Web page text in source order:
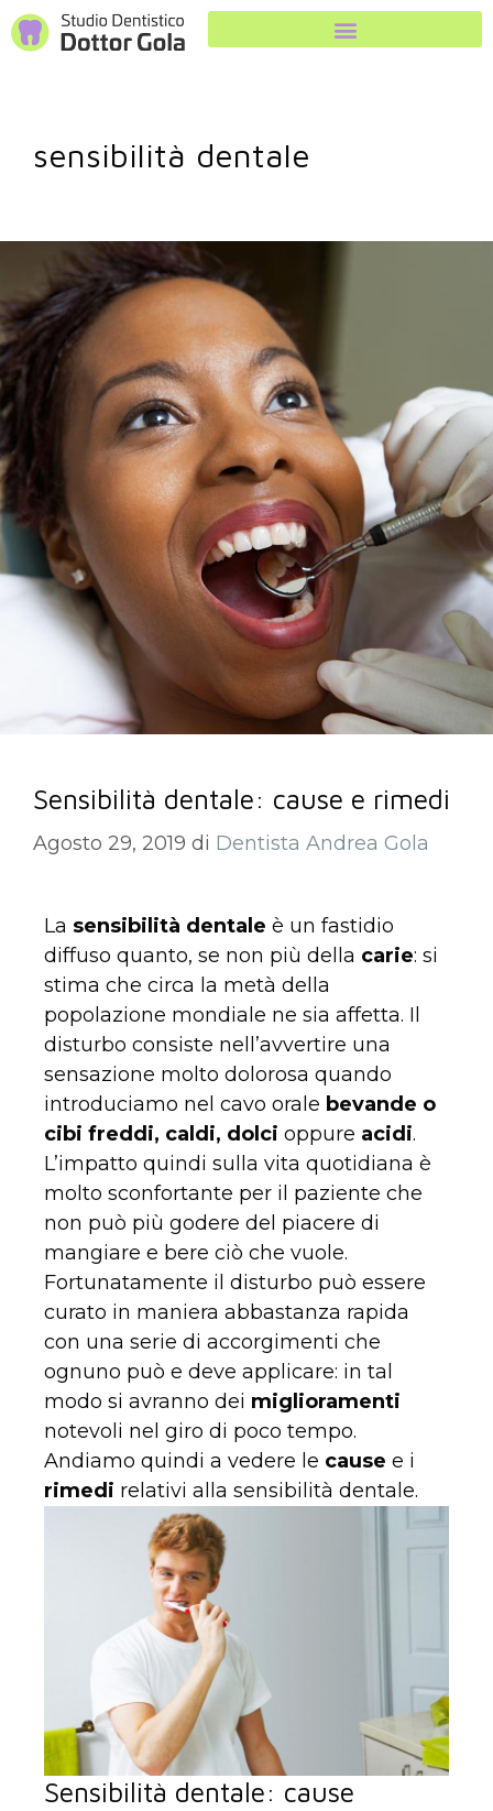
sensibilità dentale
Sensibilità dentale: cause e rimedi
Agosto 29, 2019 di Dentista Andrea Gola
La sensibilità dentale è un fastidio
diffuso quanto, se non più della carie: si
stima che circa la metà della
popolazione mondiale ne sia affetta. Il
disturbo consiste nell’avvertire una
sensazione molto dolorosa quando
introduciamo nel cavo orale bevande o
cibi freddi, caldi, dolci oppure acidi.
L’impatto quindi sulla vita quotidiana è
molto sconfortante per il paziente che
non può più godere del piacere di
mangiare e bere ciò che vuole.
Fortunatamente il disturbo può essere
curato in maniera abbastanza rapida
con una serie di accorgimenti che
ognuno può e deve applicare: in tal
modo si avranno dei miglioramenti
notevoli nel giro di poco tempo.
Andiamo quindi a vedere le cause e i
rimedi relativi alla sensibilità dentale.
Sensibilità dentale: cause